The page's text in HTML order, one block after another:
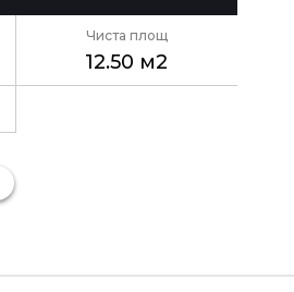
Чиста площ
12.50 м2